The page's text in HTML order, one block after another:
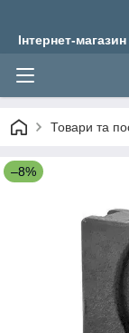
Інтернет-
Товари та
–8%